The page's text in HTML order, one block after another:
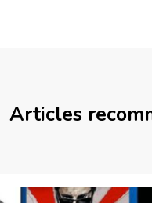
Articles